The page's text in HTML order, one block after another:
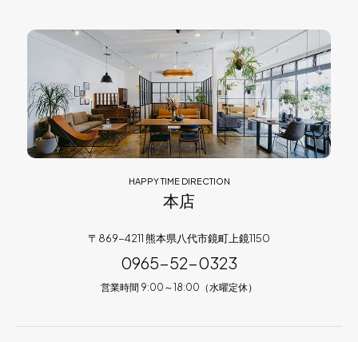
HAPPY TIME DIRECTION
本店
〒869-4211 熊本県八代市鏡町上鏡1150
0965-52-0323
営業時間 9:00～18:00（水曜定休）